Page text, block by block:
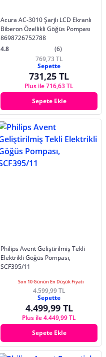
Acura AC-3010 Şarjlı LCD Ekranlı
Biberon Özellikli Göğüs Pompası
8698726752788
4.8
(6)
769,73 TL
Sepette
731,25 TL
Plus ile 716,63 TL
Sepete Ekle
Philips Avent Geliştirilmiş Tekli
Elektrikli Göğüs Pompası,
SCF395/11
Son 10 Günün En Düşük Fiyatı
4.599,99 TL
Sepette
4.499,99 TL
Plus ile 4.449,99 TL
Sepete Ekle